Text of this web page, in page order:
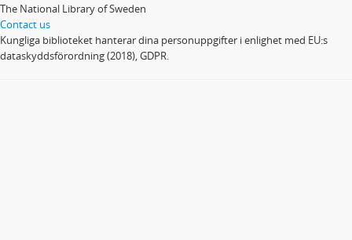
The National Library of Sweden
Contact us
Kungliga biblioteket hanterar dina personuppgifter i enlighet med EU:s
dataskyddsförordning (2018), GDPR.